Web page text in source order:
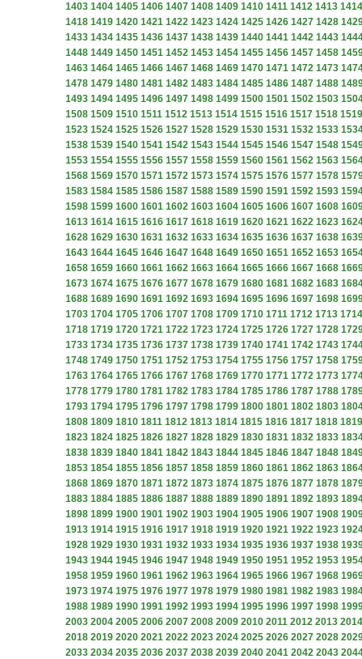
1403 1404 1405 1406 1407 1408 1409 1410 1411 1412 1413 1414
1418 1419 1420 1421 1422 1423 1424 1425 1426 1427 1428
1433 1434 1435 1436 1437 1438 1439 1440 1441 1442 1443
1448 1449 1450 1451 1452 1453 1454 1455 1456 1457 1458
1463 1464 1465 1466 1467 1468 1469 1470 1471 1472 1473
1478 1479 1480 1481 1482 1483 1484 1485 1486 1487 1488
1493 1494 1495 1496 1497 1498 1499 1500 1501 1502 1503
1508 1509 1510 1511 1512 1513 1514 1515 1516 1517 1518 1519
1523 1524 1525 1526 1527 1528 1529 1530 1531 1532 1533
1538 1539 1540 1541 1542 1543 1544 1545 1546 1547 1548
1553 1554 1555 1556 1557 1558 1559 1560 1561 1562 1563
1568 1569 1570 1571 1572 1573 1574 1575 1576 1577 1578
1583 1584 1585 1586 1587 1588 1589 1590 1591 1592 1593
1598 1599 1600 1601 1602 1603 1604 1605 1606 1607 1608
1613 1614 1615 1616 1617 1618 1619 1620 1621 1622 1623
1628 1629 1630 1631 1632 1633 1634 1635 1636 1637 1638
1643 1644 1645 1646 1647 1648 1649 1650 1651 1652 1653
1658 1659 1660 1661 1662 1663 1664 1665 1666 1667 1668
1673 1674 1675 1676 1677 1678 1679 1680 1681 1682 1683
1688 1689 1690 1691 1692 1693 1694 1695 1696 1697 1698
1703 1704 1705 1706 1707 1708 1709 1710 1711 1712 1713 1714
1718 1719 1720 1721 1722 1723 1724 1725 1726 1727 1728
1733 1734 1735 1736 1737 1738 1739 1740 1741 1742 1743
1748 1749 1750 1751 1752 1753 1754 1755 1756 1757 1758
1763 1764 1765 1766 1767 1768 1769 1770 1771 1772 1773
1778 1779 1780 1781 1782 1783 1784 1785 1786 1787 1788
1793 1794 1795 1796 1797 1798 1799 1800 1801 1802 1803
1808 1809 1810 1811 1812 1813 1814 1815 1816 1817 1818 1819
1823 1824 1825 1826 1827 1828 1829 1830 1831 1832 1833
1838 1839 1840 1841 1842 1843 1844 1845 1846 1847 1848
1853 1854 1855 1856 1857 1858 1859 1860 1861 1862 1863
1868 1869 1870 1871 1872 1873 1874 1875 1876 1877 1878
1883 1884 1885 1886 1887 1888 1889 1890 1891 1892 1893
1898 1899 1900 1901 1902 1903 1904 1905 1906 1907 1908
1913 1914 1915 1916 1917 1918 1919 1920 1921 1922 1923
1928 1929 1930 1931 1932 1933 1934 1935 1936 1937 1938
1943 1944 1945 1946 1947 1948 1949 1950 1951 1952 1953
1958 1959 1960 1961 1962 1963 1964 1965 1966 1967 1968
1973 1974 1975 1976 1977 1978 1979 1980 1981 1982 1983
1988 1989 1990 1991 1992 1993 1994 1995 1996 1997 1998
2003 2004 2005 2006 2007 2008 2009 2010 2011 2012 2013 2014
2018 2019 2020 2021 2022 2023 2024 2025 2026 2027 2028
2033 2034 2035 2036 2037 2038 2039 2040 2041 2042 2043